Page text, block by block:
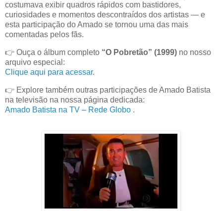
costumava exibir quadros rápidos com bastidores,
curiosidades e momentos descontraídos dos artistas — e
esta participação do Amado se tornou uma das mais
comentadas pelos fãs.
👉 Ouça o álbum completo “O Pobretão” (1999) no nosso
arquivo especial:
Clique aqui para acessar.
👉 Explore também outras participações de Amado Batista
na televisão na nossa página dedicada:
Amado Batista na TV – Rede Globo .